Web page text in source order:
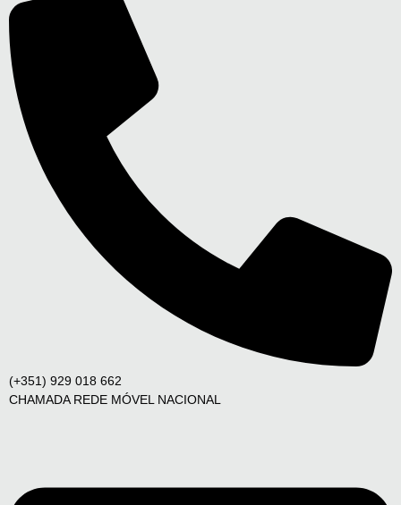
(+351) 929 018 662
CHAMADA REDE MÓVEL NACIONAL